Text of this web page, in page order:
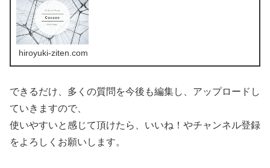
hiroyuki-ziten.com
できるだけ、多くの質問を今後も編集し、アップロードし
ていきますので、
使いやすいと感じて頂けたら、いいね！やチャンネル登録
をよろしくお願いします。